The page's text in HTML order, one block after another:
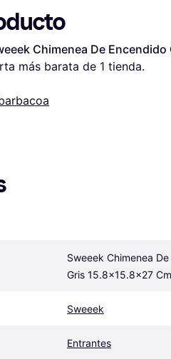
Chimenea De
más barata de 1 tienda.
Sweeek Chimenea
Gris 15.8x15.8x27 Cm
Sweeek
Entrantes